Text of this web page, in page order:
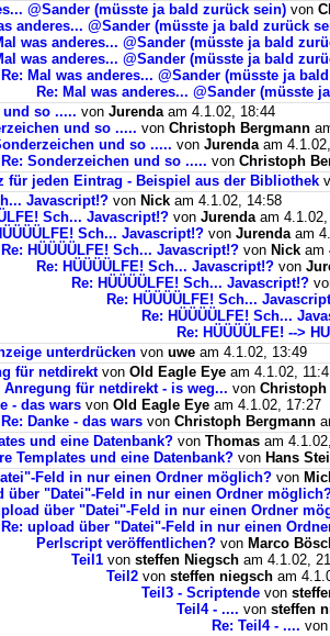
@Sander (müsste ja bald zurück sein) von
anderes... @Sander (müsste ja bald zurück
was anderes... @Sander (müsste ja bald
was anderes... @Sander (müsste ja bald
Re: Mal was anderes... @Sander (müsste ja
Re: Mal was anderes... @Sander (müsste
so ..... von Jurendaam 4.1.02, 18:44
und so ..... von Christoph Bergmann
und so ..... von Jurendaam
Re: Sonderzeichen und so ..... von Christoph
für jeden Eintrag - Beispiel aus der Bibliothek
Javascript!? von Nick am 4.1.02, 14:58
Sch... Javascript!? von Jurendaam 4.1.02,
Sch... Javascript!? von Jurendaam
Re: HÜÜÜÜLFE! Sch... Javascript!? von Nick am
Re: HÜÜÜÜLFE! Sch... Javascript!? von
Re: HÜÜÜÜLFE! Sch... Javascript!?
Re: HÜÜÜÜLFE! Sch...
Re: HÜÜÜÜLFE! Sch...
Re: HÜÜÜÜLFE! -->
unterdrücken von uwe am 4.1.02, 13:49
für netdirektvon Old Eagle Eye am 4.1.02,
Anregung für netdirekt - is weg... von Christoph
- das wars von Old Eagle Eye am 4.1.02, 17:27
Re: Danke - das wars von Christoph Bergmann
und eine Datenbank? von Thomas am
Templates und eine Datenbank? von Hans
Feld in nur einen Ordner möglich? von
über "Datei"-Feld in nur einen Ordner
über "Datei"-Feld in nur einen Ordner
Re: upload über "Datei"-Feld in nur einen
Perlscript veröffentlichen? von Marco
Teil1 von steffen Niegsch am 4.1.02,
Teil2 von steffen niegsch am
Teil3 - Scriptende von
Teil4 - .... von steffen
Re: Teil4 - ....